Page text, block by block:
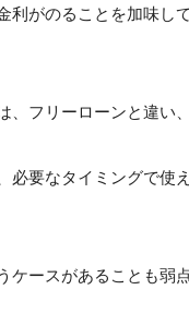
がのることを加味し
フリーローンと違い
必要なタイミングで
ースがあることも弱点